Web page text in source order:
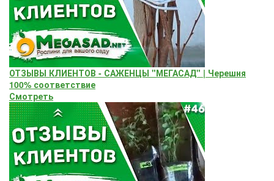
ОТЗЫВЫ КЛИЕНТОВ - САЖЕНЦЫ "МЕГАСАД" | Черешня
100% соответствие
Смотреть